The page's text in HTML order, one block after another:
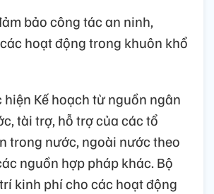
bảo công tác an ninh,
hoạt động trong khuôn khổ
Kế hoạch từ nguồn ngân
tài trợ, hỗ trợ của các tổ
trong nước, ngoài nước theo
nguồn hợp pháp khác. Bộ
kinh phí cho các hoạt động